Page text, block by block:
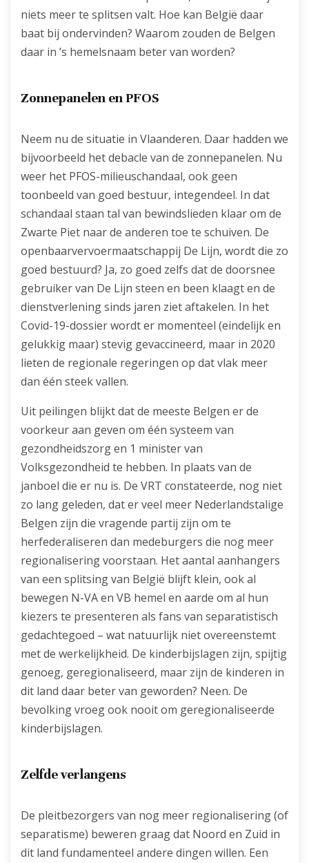
niets meer te splitsen valt. Hoe kan België daar
baat bij ondervinden? Waarom zouden de Belgen
daar in ’s hemelsnaam beter van worden?
Zonnepanelen en PFOS
Neem nu de situatie in Vlaanderen. Daar hadden we
bijvoorbeeld het debacle van de zonnepanelen. Nu
weer het PFOS-milieuschandaal, ook geen
toonbeeld van goed bestuur, integendeel. In dat
schandaal staan tal van bewindslieden klaar om de
Zwarte Piet naar de anderen toe te schuiven. De
openbaarvervoermaatschappij De Lijn, wordt die zo
goed bestuurd? Ja, zo goed zelfs dat de doorsnee
gebruiker van De Lijn steen en been klaagt en de
dienstverlening sinds jaren ziet aftakelen. In het
Covid-19-dossier wordt er momenteel (eindelijk en
gelukkig maar) stevig gevaccineerd, maar in 2020
lieten de regionale regeringen op dat vlak meer
dan één steek vallen.
Uit peilingen blijkt dat de meeste Belgen er de
voorkeur aan geven om één systeem van
gezondheidszorg en 1 minister van
Volksgezondheid te hebben. In plaats van de
janboel die er nu is. De VRT constateerde, nog niet
zo lang geleden, dat er veel meer Nederlandstalige
Belgen zijn die vragende partij zijn om te
herfederaliseren dan medeburgers die nog meer
regionalisering voorstaan. Het aantal aanhangers
van een splitsing van België blijft klein, ook al
bewegen N-VA en VB hemel en aarde om al hun
kiezers te presenteren als fans van separatistisch
gedachtegoed – wat natuurlijk niet overeenstemt
met de werkelijkheid. De kinderbijslagen zijn, spijtig
genoeg, geregionaliseerd, maar zijn de kinderen in
dit land daar beter van geworden? Neen. De
bevolking vroeg ook nooit om geregionaliseerde
kinderbijslagen.
Zelfde verlangens
De pleitbezorgers van nog meer regionalisering (of
separatisme) beweren graag dat Noord en Zuid in
dit land fundamenteel andere dingen willen. Een